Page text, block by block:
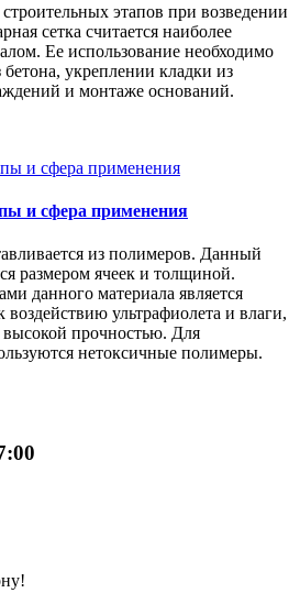
этапов при возведении
сетка считается наиболее
Ее использование необходимо
укреплении кладки из
и монтаже оснований.
и сфера применения
из полимеров. Данный
размером ячеек и толщиной.
данного материала является
воздействию ультрафиолета и влаги,
высокой прочностью. Для
нетоксичные полимеры.